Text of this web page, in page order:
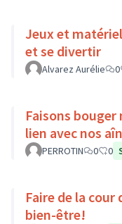
Jeux et
et se divertir
Alvarez Aurélie 0
Faisons
lien avec nos
PERROTIN 0 0
Faire de la cour
bien-être!